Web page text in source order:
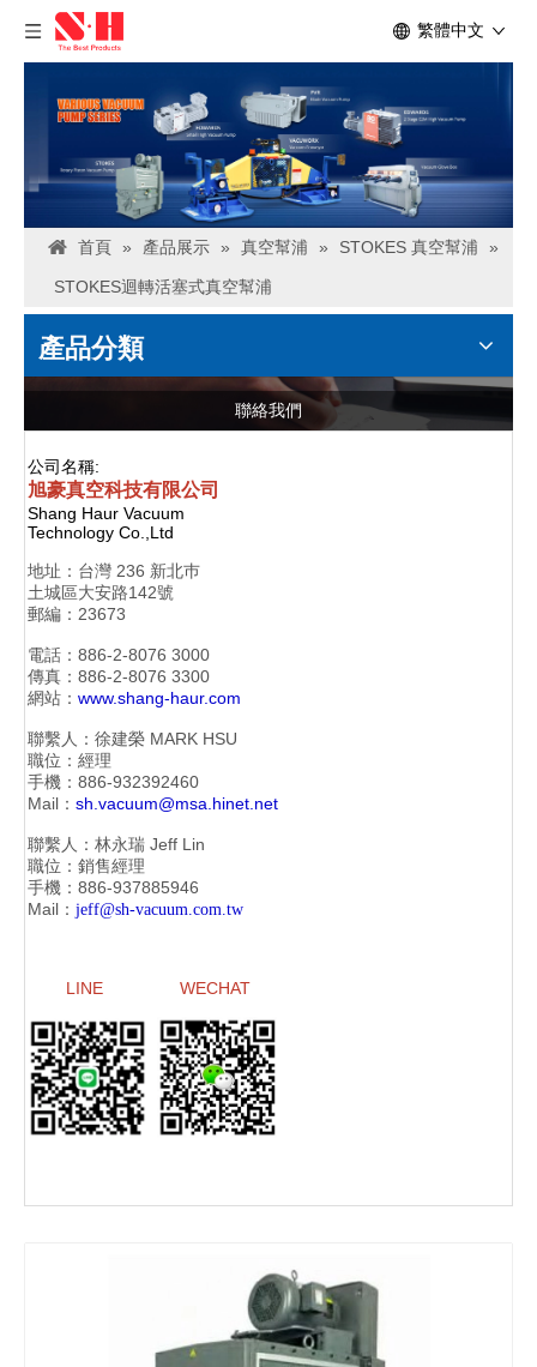
繁體中文
首頁 » 產品展示 » 真空幫浦 » STOKES 真空幫浦 »
STOKES迴轉活塞式真空幫浦
產品分類
聯絡我們
公司名稱:
旭豪真空科技有限公司
Shang Haur Vacuum
Technology Co.,Ltd
地址： 台灣 236 新北巿
土城區大安路142號
郵編：23673
電話：886-2-8076 3000
傳真：886-2-8076 3300
網站： www.shang-haur.com
聯繫人：徐建榮 MARK HSU
職位：經理
手機：886-932392460
Mail： sh.vacuum@msa.hinet.net
聯繫人：林永瑞 Jeff Lin
職位：銷售經理
手機：886-937885946
Mail： jeff@sh-vacuum.com.tw
LINE WECHAT